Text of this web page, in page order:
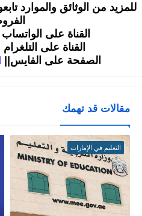
للمزيد من الوثائق والموارد
القناة على
القناة على
الصفحة على الفايس||
مقالات قد تهمك
التعليم في الإمارات